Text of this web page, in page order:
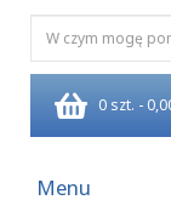
0 szt. -
Menu